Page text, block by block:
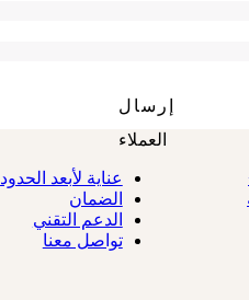
العملاء
عناية لأبعد الحدود
الضمان
الدعم التقني
تواصل معنا